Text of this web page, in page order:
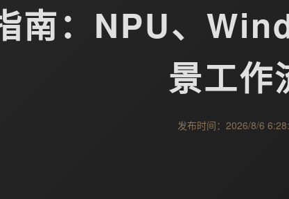
南：NPU、
景工作
发布时间：2026/8/6